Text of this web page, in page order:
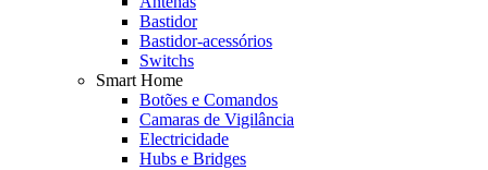
Bastidor
Bastidor-acessórios
Switchs
Smart Home
Botões e Comandos
Camaras de Vigilância
Electricidade
Hubs e Bridges